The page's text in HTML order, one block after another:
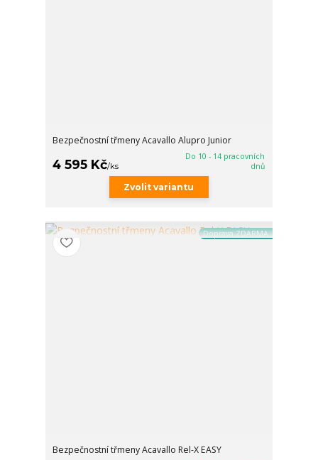
Bezpečnostní třmeny Acavallo Alupro Junior
4 595 Kč/ks
Do 10 - 14 pracovních
dnů
Zvolit variantu
Doprava ZDARMA
Bezpečnostní třmeny Acavallo Rel-X EASY